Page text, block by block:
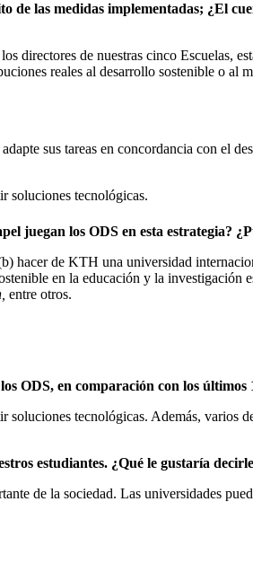
las medidas implementadas; ¿El
de nuestras cinco Escuelas,
reales al desarrollo sostenible o al
sus tareas en concordancia con el
soluciones tecnológicas.
juegan los ODS en esta estrategia?
hacer de KTH una universidad
en la educación y la investigación
entre otros.
ODS, en comparación con los últimos
tecnológicas. Además, varios
estudiantes. ¿Qué le gustaría
de la sociedad. Las universidades